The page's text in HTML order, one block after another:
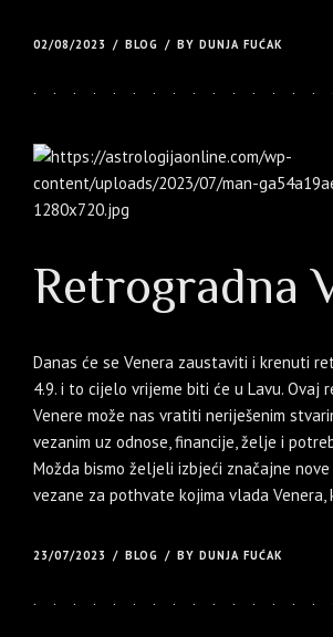
02/08/2023 BLOG BY DUNJA FUĆAK
Retrogradna
Danas će se Venera zaustaviti i krenuti
4.9. i to cijelo vrijeme biti će u Lavu. Ovaj
Venere može nas vratiti neriješenim
vezanim uz odnose, financije, želje i
Možda bismo željeli izbjeći značajne
vezane za pothvate kojima vlada Venera,
23/07/2023 BLOG BY DUNJA FUĆAK